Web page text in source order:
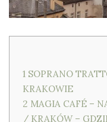
1 SOPRANO
KRAKOWIE
2 MAGIA CAFÉ –
/ KRAKÓW –